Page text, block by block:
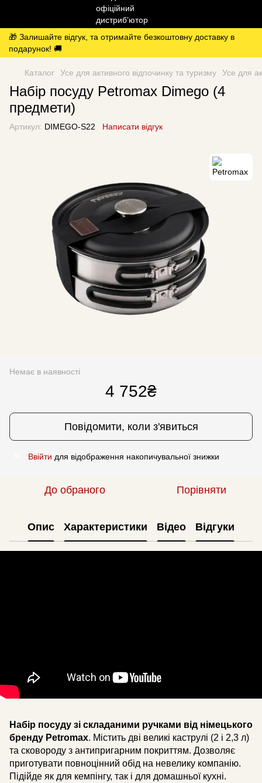
🎁 Залишайте відгук, та отримайте безкоштовну доставку в
подарунок! 🚚
Каталог Усе для активного відпочинку та туризму Усе для
Набір посуду Petromax Dimego (4
предмети)
Артикул: DIMEGO-S22 Написати відгук
Немає в наявності
4 752₴
Повідомити, коли з'явиться
Ввійти для відображення накопичувальної знижки
До обраного Порівняти
Опис Характеристики Відео Відгуки
Набір посуду зі складаними ручками від німецького
бренду Petromax. Містить дві великі каструлі (2 і 2,3 л)
та сковороду з антипригарним покриттям. Дозволяє
приготувати повноцінний обід на невелику компанію.
Підійде як для кемпінгу, так і для домашньої кухні.